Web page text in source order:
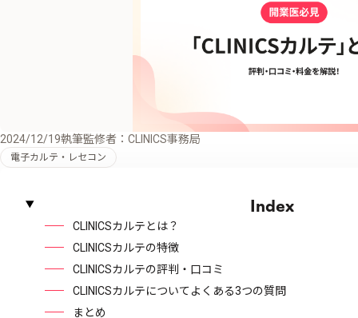
2024/12/19執筆監修者：CLINICS事務局
電子カルテ・レセコン
Index
CLINICSカルテとは？
CLINICSカルテの特徴
CLINICSカルテの評判・口コミ
CLINICSカルテについてよくある3つの質問
まとめ